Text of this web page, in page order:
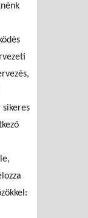
sikeres